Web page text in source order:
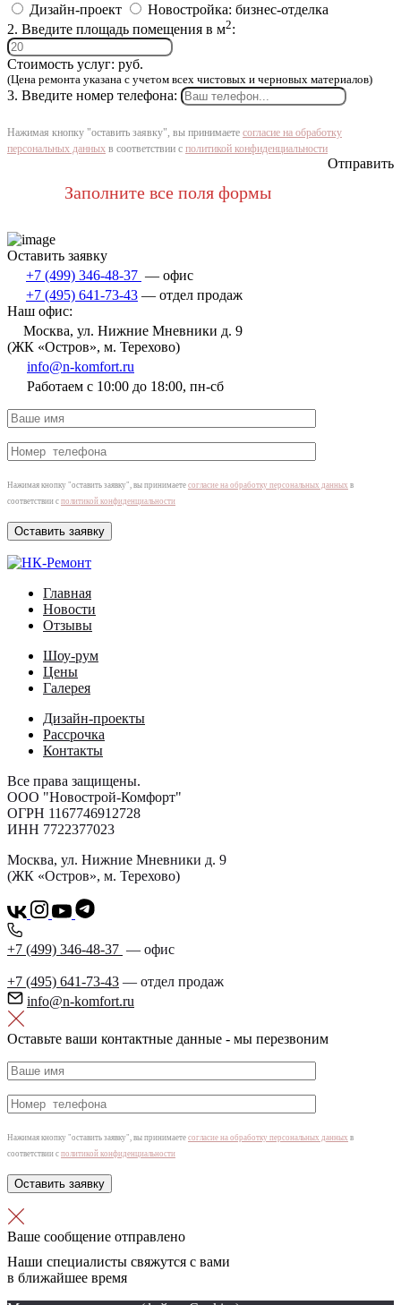
Дизайн-проект
Новостройка: бизнес-отделка
2. Введите площадь помещения в м2:
Стоимость услуг: руб.
(Цена ремонта указана с учетом всех чистовых и черновых материалов)
3. Введите номер телефона:
Нажимая кнопку "оставить заявку", вы принимаете согласие на обработку
персональных данных в соответствии с политикой конфиденциальности
Заполните все поля формы
Отправить
Оставить заявку
+7 (499) 346‑48‑37 — офис
+7 (495) 641‑73‑43 — отдел продаж
Наш офис:
Москва, ул. Нижние Мневники д. 9
(ЖК «Остров», м. Терехово)
info@n-komfort.ru
Работаем с 10:00 до 18:00, пн-сб
Нажимая кнопку "оставить заявку", вы принимаете согласие на обработку персональных данных в
соответствии с политикой конфиденциальности
Главная
Новости
Отзывы
Шоу-рум
Цены
Галерея
Дизайн-проекты
Рассрочка
Контакты
Все права защищены.
ООО "Новострой-Комфорт"
ОГРН 1167746912728
ИНН 7722377023
Москва, ул. Нижние Мневники д. 9
(ЖК «Остров», м. Терехово)
+7 (499) 346‑48‑37 — офис
+7 (495) 641‑73‑43 — отдел продаж
info@n-komfort.ru
Оставьте ваши контактные данные - мы перезвоним
Нажимая кнопку "оставить заявку", вы принимаете согласие на обработку персональных данных в
соответствии с политикой конфиденциальности
Ваше сообщение отправлено
Наши специалисты свяжутся с вами
в ближайшее время